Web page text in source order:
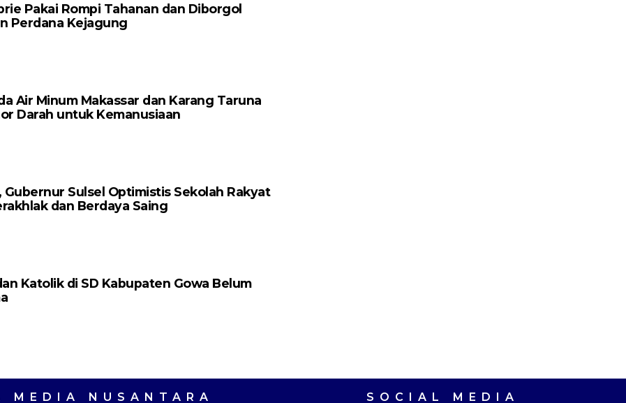
Pakai Rompi Tahanan dan Diborgol
Perdana Kejagung
Air Minum Makassar dan Karang Taruna
Darah untuk Kemanusiaan
Gubernur Sulsel Optimistis Sekolah Rakyat
dan Berdaya Saing
Katolik di SD Kabupaten Gowa Belum
MEDIA NUSANTARA SOCIAL MEDIA